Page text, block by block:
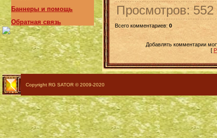
Баннеры и помощь
Обратная связь
Просмотров:
Всего комментариев: 0
Добавлять комментарии
[
Copyright RG SATOR © 2009-2020